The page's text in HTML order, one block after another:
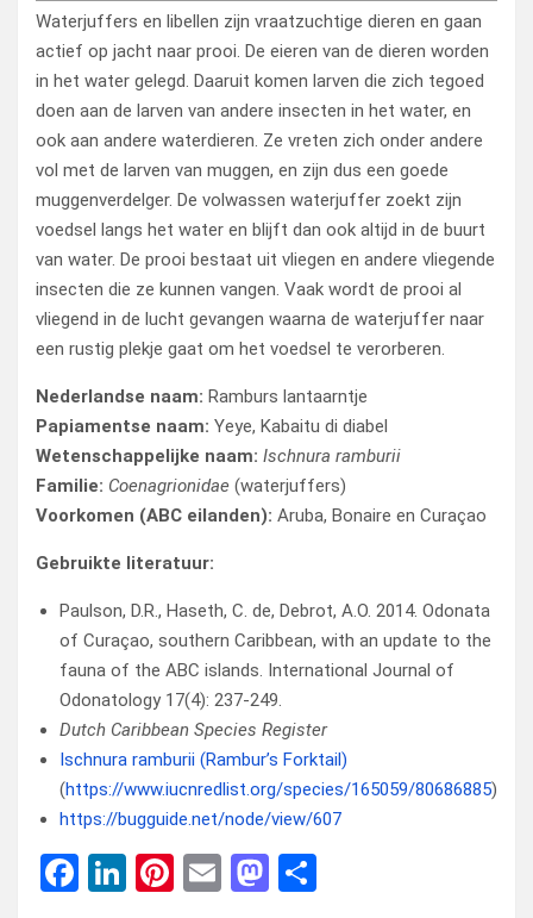
Waterjuffers en libellen zijn vraatzuchtige dieren en gaan
actief op jacht naar prooi. De eieren van de dieren worden
in het water gelegd. Daaruit komen larven die zich tegoed
doen aan de larven van andere insecten in het water, en
ook aan andere waterdieren. Ze vreten zich onder andere
vol met de larven van muggen, en zijn dus een goede
muggenverdelger. De volwassen waterjuffer zoekt zijn
voedsel langs het water en blijft dan ook altijd in de buurt
van water. De prooi bestaat uit vliegen en andere vliegende
insecten die ze kunnen vangen. Vaak wordt de prooi al
vliegend in de lucht gevangen waarna de waterjuffer naar
een rustig plekje gaat om het voedsel te verorberen.
Nederlandse naam: Ramburs lantaarntje
Papiamentse naam: Yeye, Kabaitu di diabel
Wetenschappelijke naam: Ischnura ramburii
Familie: Coenagrionidae (waterjuffers)
Voorkomen (ABC eilanden): Aruba, Bonaire en Curaçao
Gebruikte literatuur:
Paulson, D.R., Haseth, C. de, Debrot, A.O. 2014. Odonata
of Curaçao, southern Caribbean, with an update to the
fauna of the ABC islands. International Journal of
Odonatology 17(4): 237-249.
Dutch Caribbean Species Register
Ischnura ramburii (Rambur’s Forktail)
(https://www.iucnredlist.org/species/165059/80686885)
https://bugguide.net/node/view/607
F
Li
Pi E
M